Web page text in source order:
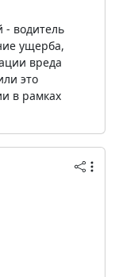
водитель
ущерба,
вреда
это
в рамках